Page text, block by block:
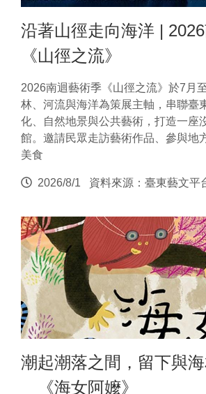
沿著山徑走向海洋 |
《山徑之流》
2026南迴藝術季《山徑之流》於7月
林、河流與海洋為策展主軸，串聯臺
化、自然地景與公共藝術，打造一座
館。邀請民眾走訪藝術作品、參與地
美食
2026/8/1 資料來源：臺東藝文平
潮起潮落之間，留下與
＿《海女阿嬤》